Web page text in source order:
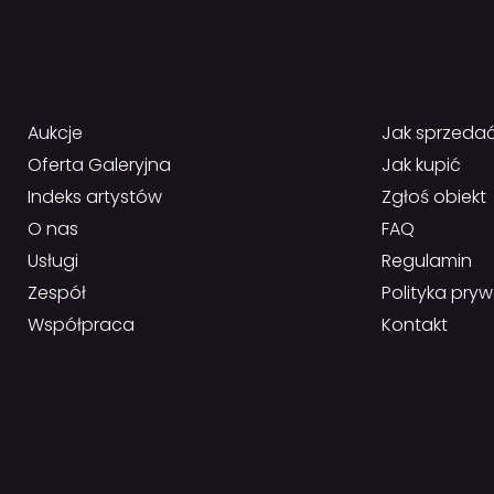
Aukcje
Oferta Galeryjna
Indeks artystów
O nas
Usługi
Zespół
Współpraca
Jak
Jak kupić
Zgłoś obiekt
FAQ
Regulamin
Polityka
Kontakt